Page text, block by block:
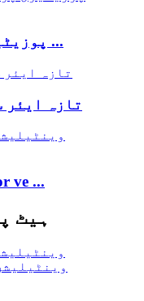
پوزیٹیوی پریشر وینٹیلیٹ ...
تازہ ایئر
ve ...
ہیٹ